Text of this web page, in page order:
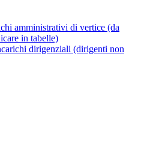
amministrativi di vertice (da
in tabelle)
dirigenziali (dirigenti non